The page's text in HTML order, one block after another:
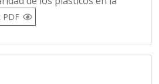
PDF